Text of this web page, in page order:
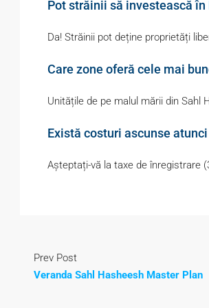
Pot străinii să investească în
Da! Străinii pot deține proprietăți
Care zone oferă cele mai
Unitățile de pe malul mării din Sahl
Există costuri ascunse
Așteptați-vă la taxe de înregistrare
Prev Post
Veranda Sahl Hasheesh Master Plan